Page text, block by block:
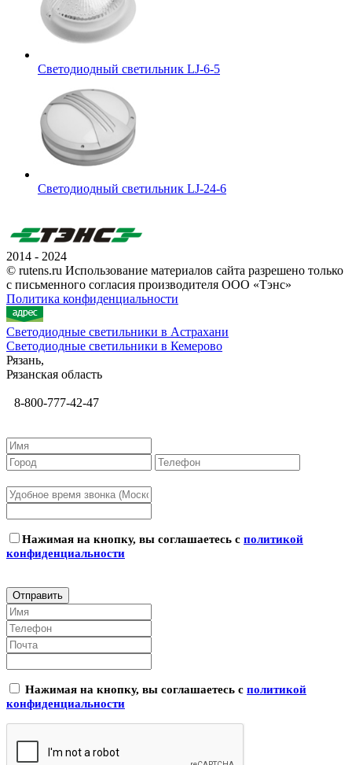
Светодиодный светильник LJ-6-5
Светодиодный светильник LJ-24-6
2014 - 2024
© rutens.ru Использование материалов сайта разрешено только
с письменного согласия производителя ООО «Тэнс»
Политика конфиденциальности
Светодиодные светильники в Астрахани
Светодиодные светильники в Кемерово
Рязань,
Рязанская область
8-800-777-42-47
Нажимая на кнопку, вы соглашаетесь с политикой
конфиденциальности
Нажимая на кнопку, вы соглашаетесь с политикой
конфиденциальности